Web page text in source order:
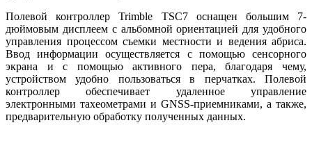
Полевой контроллер Trimble TSC7 оснащен большим 7-
дюймовым дисплеем с альбомной ориентацией для удобного
управления процессом съемки местности и ведения абриса.
Ввод информации осуществляется с помощью сенсорного
экрана и с помощью активного пера, благодаря чему,
устройством удобно пользоваться в перчатках. Полевой
контроллер обеспечивает удаленное управление
электронными тахеометрами и GNSS-приемниками, а также,
предварительную обработку полученных данных.